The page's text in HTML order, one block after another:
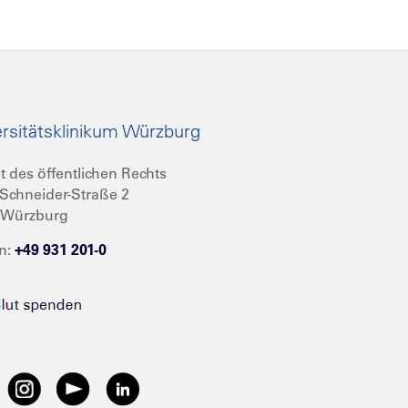
Würzburg
des öffentlichen Rechts
Straße 2
+49 931 201-0